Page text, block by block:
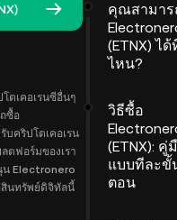
ตเคอเรนซีอื่นๆ
ซื้อ
คริปโตเคอเรน
ตฟอร์มของเรา
น Electronero
สินทรัพย์ดิจิทัลนี้
คุณสามา
(ETNX) ได้
ไหน?
วิธีซื้อ
(ETNX): คู่
แบบทีละขั้
ตอน